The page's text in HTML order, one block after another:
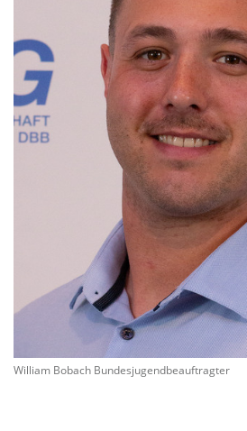
William Bobach Bundesjugendbeauftragter